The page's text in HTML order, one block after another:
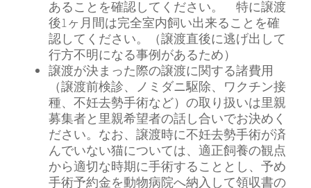
あることを確認してください。 特に譲渡
後1ヶ月間は完全室内飼い出来ることを確
認してください。（譲渡直後に逃げ出して
行方不明になる事例があるため）
譲渡が決まった際の譲渡に関する諸費用
（譲渡前検診、ノミダニ駆除、ワクチン接
種、不妊去勢手術など）の取り扱いは里親
募集者と里親希望者の話し合いでお決めく
ださい。なお、譲渡時に不妊去勢手術が済
んでいない猫については、適正飼養の観点
から適切な時期に手術することとし、予め
手術予約金を動物病院へ納入して領収書の